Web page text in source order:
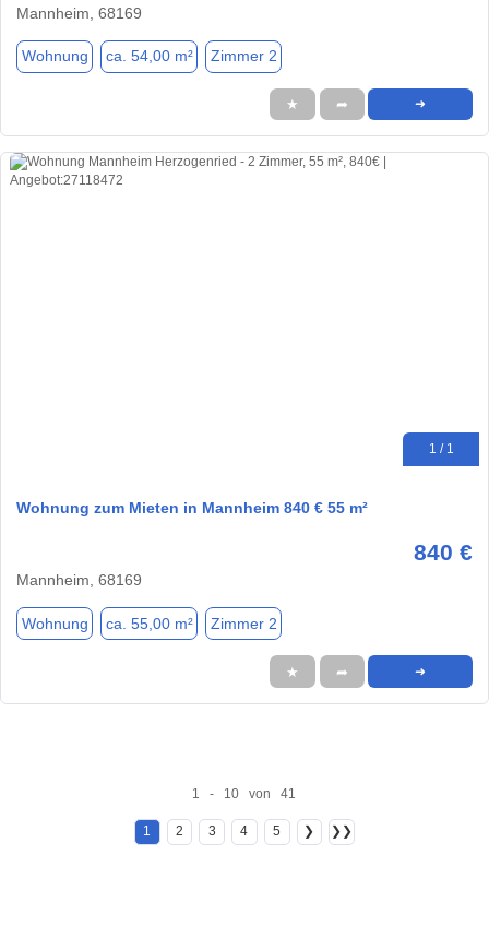
Mannheim, 68169
Wohnung ca. 54,00 m² Zimmer 2
★ ➦ ➜
1 / 1
Wohnung zum Mieten in Mannheim 840 € 55 m²
840 €
Mannheim, 68169
Wohnung ca. 55,00 m² Zimmer 2
★ ➦ ➜
1 - 10 von 41
1 2 3 4 5 ❯ ❯❯